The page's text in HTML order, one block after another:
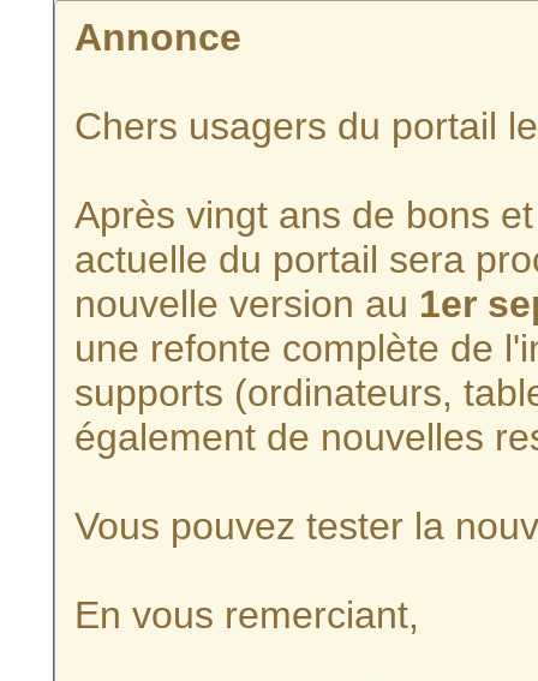
Annonce
Chers usagers du portail
Après vingt ans de bons
actuelle du portail sera
nouvelle version au 1er
une refonte complète de
supports (ordinateurs,
également de nouvelles
Vous pouvez tester la
En vous remerciant,